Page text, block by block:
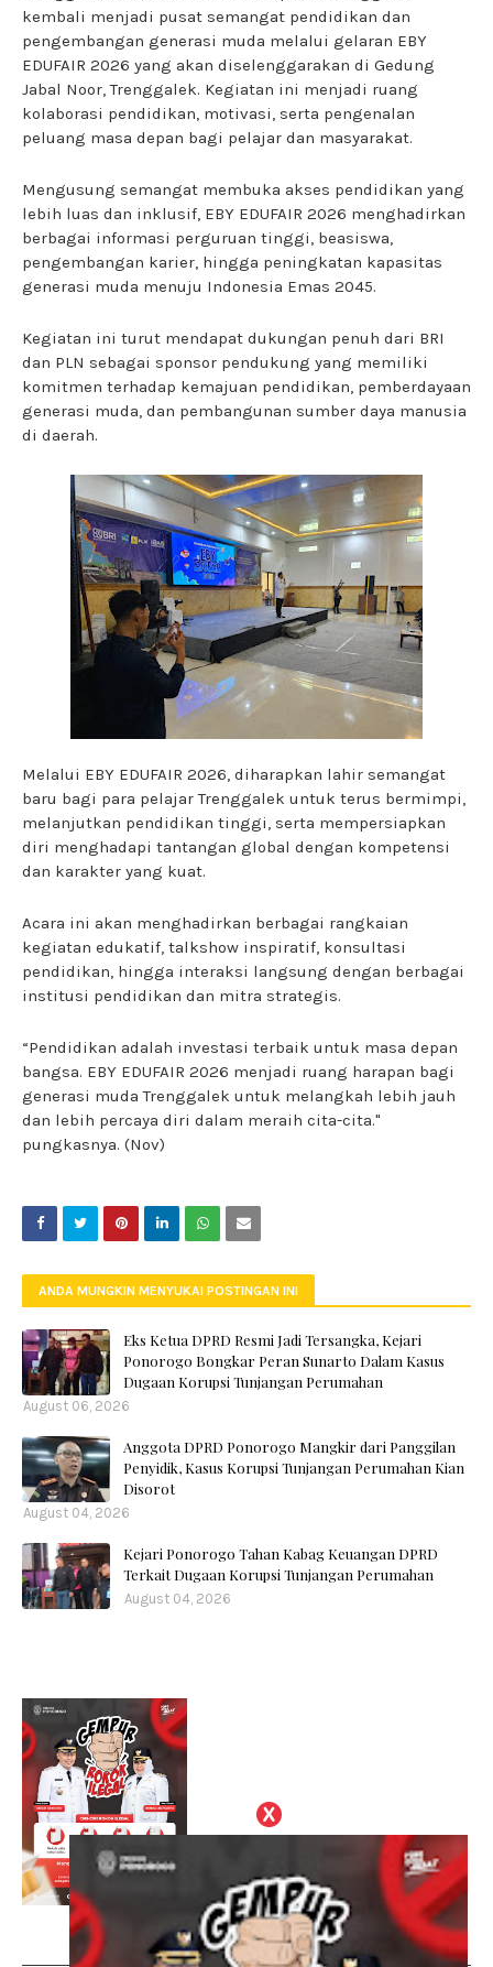
kembali menjadi pusat semangat pendidikan dan
pengembangan generasi muda melalui gelaran EBY
EDUFAIR 2026 yang akan diselenggarakan di Gedung
Jabal Noor, Trenggalek. Kegiatan ini menjadi ruang
kolaborasi pendidikan, motivasi, serta pengenalan
peluang masa depan bagi pelajar dan masyarakat.
Mengusung semangat membuka akses pendidikan yang
lebih luas dan inklusif, EBY EDUFAIR 2026 menghadirkan
berbagai informasi perguruan tinggi, beasiswa,
pengembangan karier, hingga peningkatan kapasitas
generasi muda menuju Indonesia Emas 2045.
Kegiatan ini turut mendapat dukungan penuh dari BRI
dan PLN sebagai sponsor pendukung yang memiliki
komitmen terhadap kemajuan pendidikan, pemberdayaan
generasi muda, dan pembangunan sumber daya manusia
di daerah.
Melalui EBY EDUFAIR 2026, diharapkan lahir semangat
baru bagi para pelajar Trenggalek untuk terus bermimpi,
melanjutkan pendidikan tinggi, serta mempersiapkan
diri menghadapi tantangan global dengan kompetensi
dan karakter yang kuat.
Acara ini akan menghadirkan berbagai rangkaian
kegiatan edukatif, talkshow inspiratif, konsultasi
pendidikan, hingga interaksi langsung dengan berbagai
institusi pendidikan dan mitra strategis.
“Pendidikan adalah investasi terbaik untuk masa depan
bangsa. EBY EDUFAIR 2026 menjadi ruang harapan bagi
generasi muda Trenggalek untuk melangkah lebih jauh
dan lebih percaya diri dalam meraih cita-cita."
pungkasnya. (Nov)
ANDA MUNGKIN MENYUKAI POSTINGAN INI
Eks Ketua DPRD Resmi Jadi Tersangka, Kejari
Ponorogo Bongkar Peran Sunarto Dalam Kasus
Dugaan Korupsi Tunjangan Perumahan
August 06, 2026
Anggota DPRD Ponorogo Mangkir dari Panggilan
Penyidik, Kasus Korupsi Tunjangan Perumahan Kian
Disorot
August 04, 2026
Kejari Ponorogo Tahan Kabag Keuangan DPRD
Terkait Dugaan Korupsi Tunjangan Perumahan
August 04, 2026